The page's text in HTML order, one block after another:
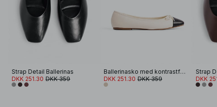
Strap Detail Ballerinas
DKK 251.30 DKK 359
Ballerinasko med kontrastfarvet spids
DKK 251.30 DKK 359
Strap
DKK